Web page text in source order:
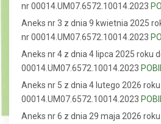
nr 00014.UM07.6572.10014.2023
Aneks nr 3 z dnia 9 kwietnia 2025
nr 00014.UM07.6572.10014.2023
Aneks nr 4 z dnia 4 lipca 2025 roku
00014.UM07.6572.10014.2023
Aneks nr 5 z dnia 4 lutego 2026
00014.UM07.6572.10014.2023
Aneks nr 6 z dnia 29 maja 2026